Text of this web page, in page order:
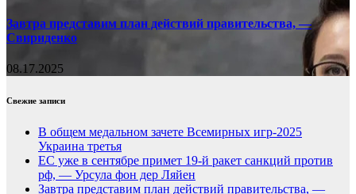
Завтра представим план действий правительства, —
Свириденко
08.17.2025
Свежие записи
В общем медальном зачете Всемирных игр-2025
Украина третья
ЕС уже в сентябре примет 19-й ракет санкций против
рф, — Урсула фон дер Ляйен
Завтра представим план действий правительства, —